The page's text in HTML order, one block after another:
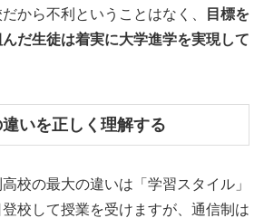
から不利ということはなく、
目標を
だ生徒は着実に大学進学を実現して
いを正しく理解する
校の最大の違いは「学習スタイル」
校して授業を受けますが、通信制は